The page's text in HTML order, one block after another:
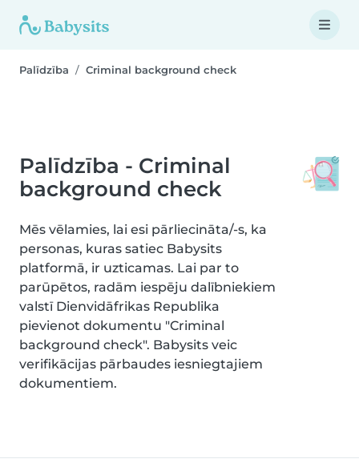
Palīdzība Criminal background check
Palīdzība - Criminal
background check
Mēs vēlamies, lai esi pārliecināta/-s, ka
personas, kuras satiec Babysits
platformā, ir uzticamas. Lai par to
parūpētos, radām iespēju dalībniekiem
valstī Dienvidāfrikas Republika
pievienot dokumentu "Criminal
background check". Babysits veic
verifikācijas pārbaudes iesniegtajiem
dokumentiem.